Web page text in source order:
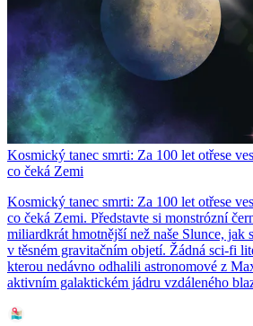
Kosmický tanec smrti: Za 100 let otřese
co čeká Zemi
Kosmický tanec smrti: Za 100 let otřese
co čeká Zemi. Představte si monstrózní
miliardkrát hmotnější než naše Slunce, jak
v těsném gravitačním objetí. Žádná sci-fi
kterou nedávno odhalili astronomové z
aktivním galaktickém jádru vzdáleného